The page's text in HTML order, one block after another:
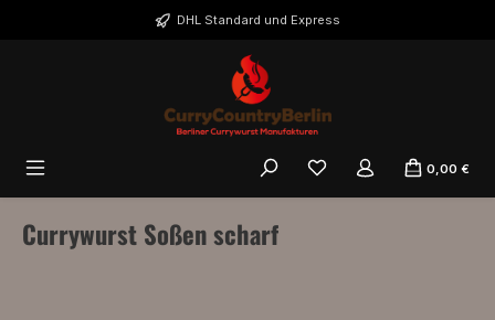
Zum Hauptinhalt springenDHL Standard und Express
Du hast 0 Produkte auf
0,00 €
Currywurst Soßen scharf